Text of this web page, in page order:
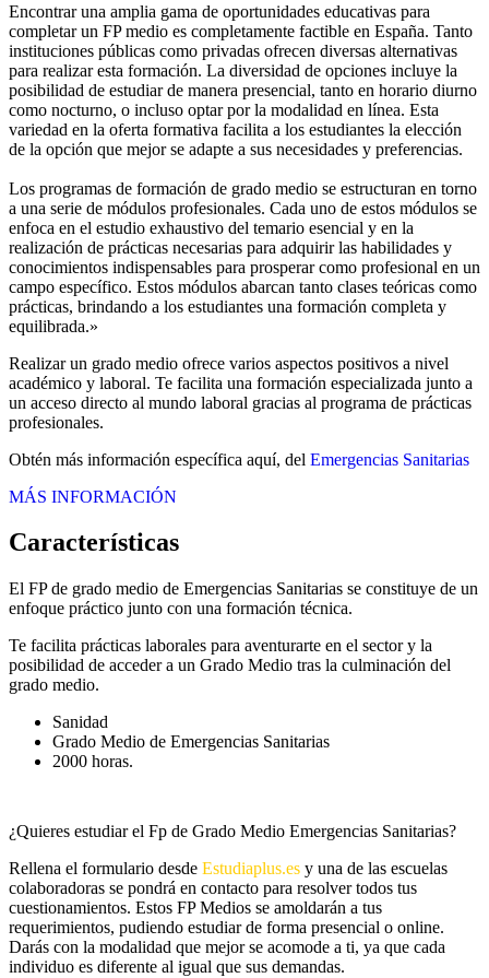
Encontrar una amplia gama de oportunidades educativas para
completar un FP medio es completamente factible en España. Tanto
instituciones públicas como privadas ofrecen diversas alternativas
para realizar esta formación. La diversidad de opciones incluye la
posibilidad de estudiar de manera presencial, tanto en horario diurno
como nocturno, o incluso optar por la modalidad en línea. Esta
variedad en la oferta formativa facilita a los estudiantes la elección
de la opción que mejor se adapte a sus necesidades y preferencias.
Los programas de formación de grado medio se estructuran en torno
a una serie de módulos profesionales. Cada uno de estos módulos se
enfoca en el estudio exhaustivo del temario esencial y en la
realización de prácticas necesarias para adquirir las habilidades y
conocimientos indispensables para prosperar como profesional en un
campo específico. Estos módulos abarcan tanto clases teóricas como
prácticas, brindando a los estudiantes una formación completa y
equilibrada.»
Realizar un grado medio ofrece varios aspectos positivos a nivel
académico y laboral. Te facilita una formación especializada junto a
un acceso directo al mundo laboral gracias al programa de prácticas
profesionales.
Obtén más información específica aquí, del Emergencias Sanitarias
MÁS INFORMACIÓN
Características
El FP de grado medio de Emergencias Sanitarias se constituye de un
enfoque práctico junto con una formación técnica.
Te facilita prácticas laborales para aventurarte en el sector y la
posibilidad de acceder a un Grado Medio tras la culminación del
grado medio.
Sanidad
Grado Medio de Emergencias Sanitarias
2000 horas.
¿Quieres estudiar el Fp de Grado Medio Emergencias Sanitarias?
Rellena el formulario desde Estudiaplus.es y una de las escuelas
colaboradoras se pondrá en contacto para resolver todos tus
cuestionamientos. Estos FP Medios se amoldarán a tus
requerimientos, pudiendo estudiar de forma presencial o online.
Darás con la modalidad que mejor se acomode a ti, ya que cada
individuo es diferente al igual que sus demandas.